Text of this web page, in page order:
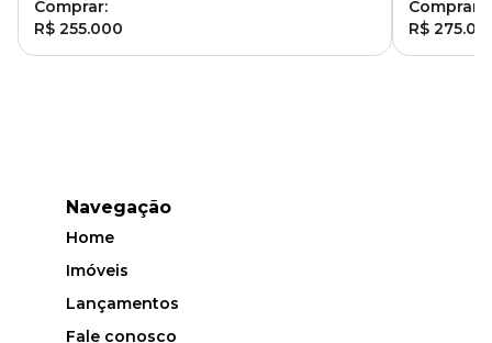
Comprar:
R$ 255.000
Comprar:
R$
Navegação
Home
Imóveis
Lançamentos
Fale conosco